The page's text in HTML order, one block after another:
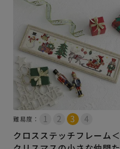
難易度：
クロスステッチフレーム＜